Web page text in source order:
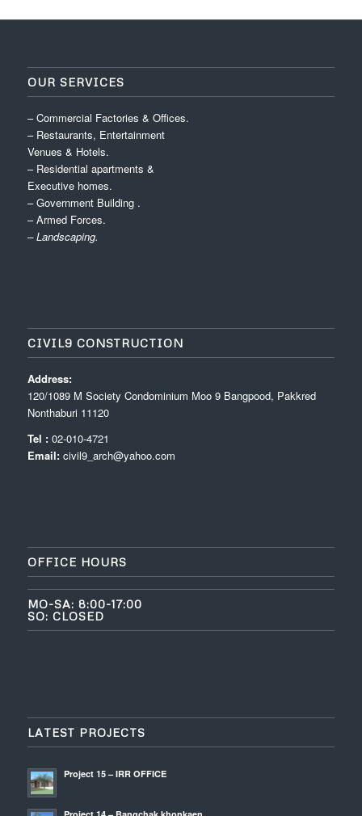
OUR SERVICES
– Commercial Factories & Offices.
– Restaurants, Entertainment
Venues & Hotels.
– Residential apartments &
Executive homes.
– Government Building .
– Armed Forces.
– Landscaping.
CIVIL9 CONSTRUCTION
Address:
120/1089 M Society Condominium Moo 9 Bangpood, Pakkred
Nonthaburi 11120
Tel :02-010-4721
Email: civil9_arch@yahoo.com
OFFICE HOURS
MO-SA: 8:00-17:00
SO: CLOSED
LATEST PROJECTS
Project 15 – IRR OFFICE